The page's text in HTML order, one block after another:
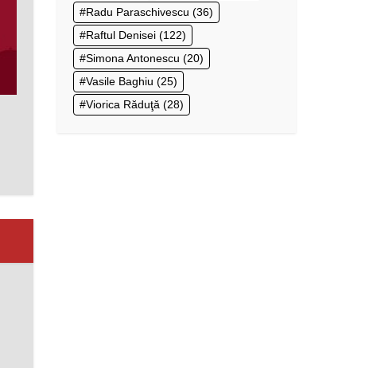
Radu Paraschivescu (36)
Raftul Denisei (122)
Simona Antonescu (20)
Vasile Baghiu (25)
Viorica Răduţă (28)